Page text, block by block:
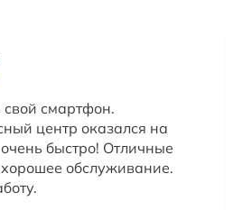
свой смартфон.
центр оказался на
быстро! Отличные
обслуживание.